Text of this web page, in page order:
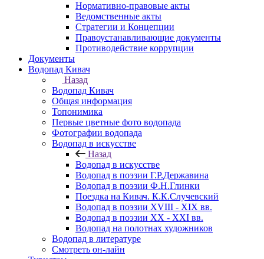
Нормативно-правовые акты
Ведомственные акты
Стратегии и Концепции
Правоустанавливающие документы
Противодействие коррупции
Документы
Водопад Кивач
Назад
Водопад Кивач
Общая информация
Топонимика
Первые цветные фото водопада
Фотографии водопада
Водопад в искусстве
Назад
Водопад в искусстве
Водопад в поэзии Г.Р.Державина
Водопад в поэзии Ф.Н.Глинки
Поездка на Кивач. К.К.Случевский
Водопад в поэзии XVIII - XIX вв.
Водопад в поэзии XX - XXI вв.
Водопад на полотнах художников
Водопад в литературе
Смотреть он-лайн